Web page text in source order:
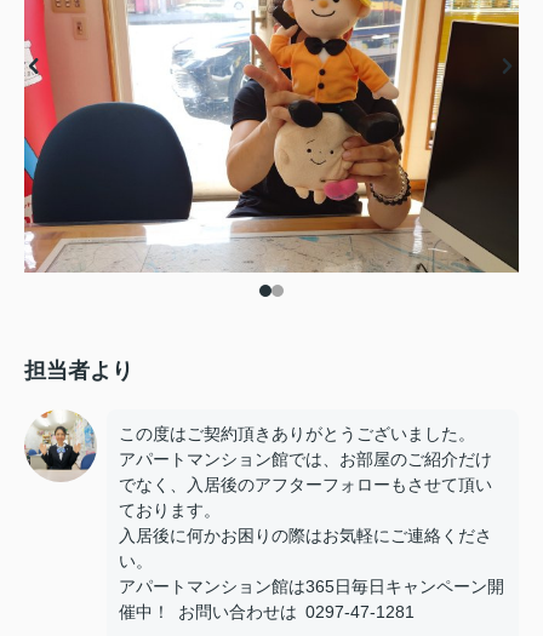
担当者より
この度はご契約頂きありがとうございました。
アパートマンション館では、お部屋のご紹介だけ
でなく、入居後のアフターフォローもさせて頂い
ております。
入居後に何かお困りの際はお気軽にご連絡くださ
い。
アパートマンション館は365日毎日キャンペーン開
催中！ お問い合わせは 0297-47-1281